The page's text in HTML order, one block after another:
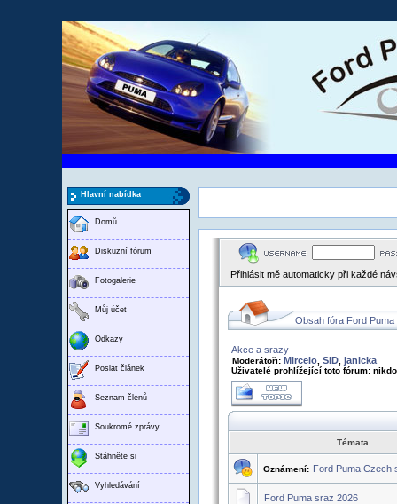
Hlavní nabídka
Domů
Diskuzní fórum
Fotogalerie
Můj účet
Odkazy
Poslat článek
Seznam členů
Soukromé zprávy
Stáhněte si
Vyhledávání
Přihlásit mě automaticky při každé
Obsah fóra Ford Puma
Akce a srazy
Moderátoři: Mircelo SiD janicka
Uživatelé prohlížející toto fórum:
Témata
Oznámení: Ford Puma Czech
Ford Puma sraz 2026